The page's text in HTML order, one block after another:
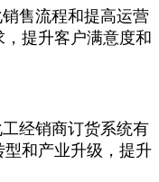
售流程和提高运营
提升客户满意度和
经销商订货系统有
和产业升级，提升